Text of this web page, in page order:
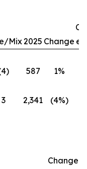
Mix2025 Change
587 1%
3 2,341 (4%)
Change